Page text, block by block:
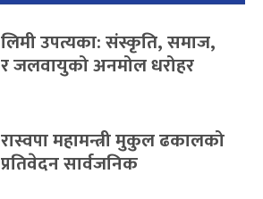
लिमी उपत्यका: संस्कृति, समाज,
र जलवायुको अनमोल धरोहर
रास्वपा महामन्त्री मुकुल ढकालको
प्रतिवेदन सार्वजनिक